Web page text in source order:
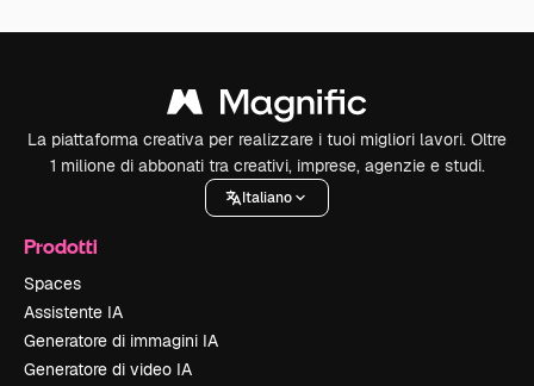
La piattaforma creativa per realizzare i tuoi migliori lavori. Oltre
1 milione di abbonati tra creativi, imprese, agenzie e studi.
Italiano
Prodotti
Spaces
Assistente IA
Generatore di immagini IA
Generatore di video IA